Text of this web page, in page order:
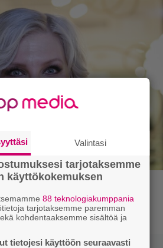
perhelomalla
mekko”
Valintasi
tarjotaksemme
käyttökokemuksen
88 teknologiakumppania
tarjotaksemme paremman
kohdentaaksemme sisältöä ja
tietojesi käyttöön seuraavasti